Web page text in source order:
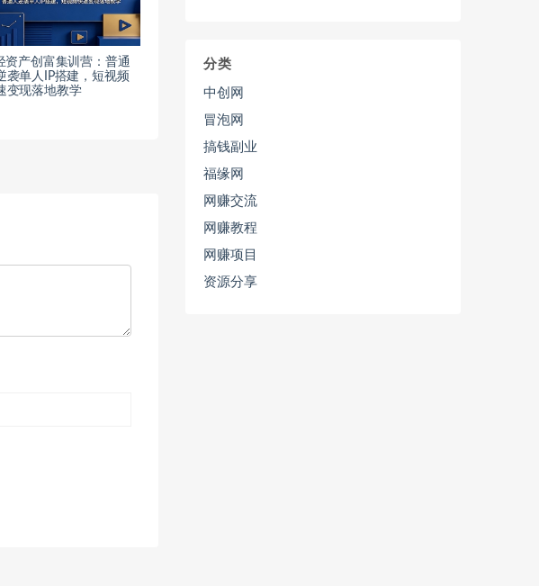
资产创富集训营：普通
袭单人IP搭建，短视频
变现落地教学
分类
中创网
冒泡网
搞钱副业
福缘网
网赚交流
网赚教程
网赚项目
资源分享